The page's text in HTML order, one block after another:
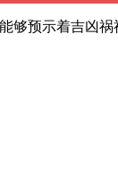
够预示着吉凶